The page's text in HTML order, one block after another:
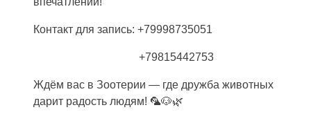
Контакт для запись: +79998735051
+79815442753
Ждём вас в Зоотерии — где дружба животных
дарит радость людям! 🦜🐶🌿